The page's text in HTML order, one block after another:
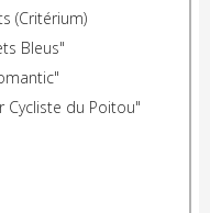
(Critérium)
Bleus"
Cycliste du Poitou"